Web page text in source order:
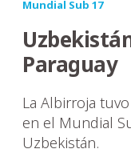
Mundial Sub 17
Paraguay
La Albirroja
en el Mundial
Uzbekistán.